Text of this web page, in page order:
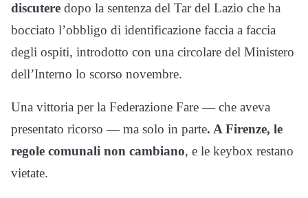
discutere dopo la sentenza del Tar del Lazio che ha
bocciato l’obbligo di identificazione faccia a faccia
degli ospiti, introdotto con una circolare del Ministero
dell’Interno lo scorso novembre.
Una vittoria per la Federazione Fare — che aveva
presentato ricorso — ma solo in parte. A Firenze, le
regole comunali non cambiano, e le keybox restano
vietate.